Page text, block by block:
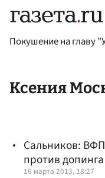
Покушение на главу
Ксения
Сальников:
против допинга
16 марта 2013, 18:27